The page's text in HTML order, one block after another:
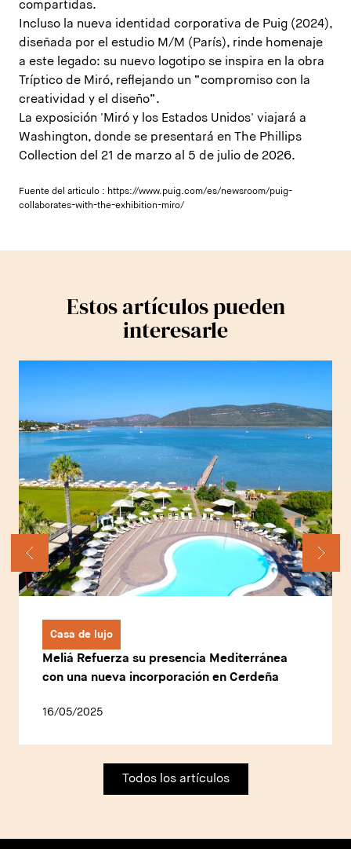
compartidas.
Incluso la nueva identidad corporativa de Puig (2024),
diseñada por el estudio M/M (París), rinde homenaje
a este legado: su nuevo logotipo se inspira en la obra
Tríptico de Miró, reflejando un “compromiso con la
creatividad y el diseño”.
La exposición 'Miró y los Estados Unidos' viajará a
Washington, donde se presentará en The Phillips
Collection del 21 de marzo al 5 de julio de 2026.
Fuente del articulo : https://www.puig.com/es/newsroom/puig-
collaborates-with-the-exhibition-miro/
Estos artículos pueden
interesarle
Casa de lujo
Meliá Refuerza su presencia Mediterránea
con una nueva incorporación en Cerdeña
16/05/2025
Todos los artículos